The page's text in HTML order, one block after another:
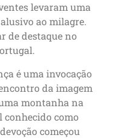
levaram uma
ao milagre.
de destaque no
é uma invocação
da imagem
montanha na
conhecido como
começou